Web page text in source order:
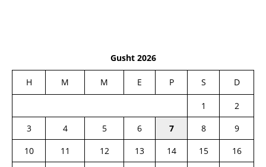
Gusht 2026
H M M E P S D
1
2
3
4 5 6 7 8
9
10
11 12 13 14 15
16